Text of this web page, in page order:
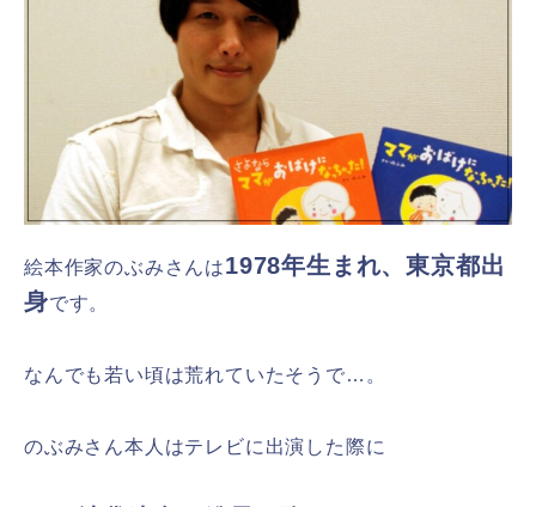
絵本作家のぶみさんは1978年生まれ、東京都出
身です。
なんでも若い頃は荒れていたそうで…。
のぶみさん本人はテレビに出演した際に